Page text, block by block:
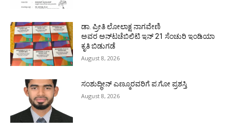
ಡಾ. ಪ್ರೀತಿ ಲೋಲಾಕ್ಷ ನಾಗವೇಣಿ
ಅವರ ಅನ್‌ಟಚೆಬಿಲಿಟಿ ಇನ್ 21 ಸೆಂಚುರಿ ಇಂಡಿಯಾ
ಕೃತಿ ಬಿಡುಗಡೆ
August 8, 2026
ಸಂಶುದ್ಧೀನ್ ಎಣ್ಮೂರವರಿಗೆ ಪ.ಗೋ ಪ್ರಶಸ್ತಿ
August 8, 2026